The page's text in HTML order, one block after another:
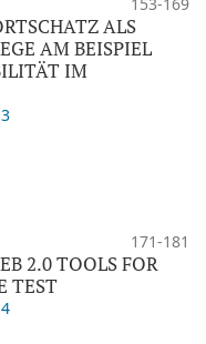
ALS
AM BEISPIEL
IM
171-181
2.0 TOOLS FOR
TEST